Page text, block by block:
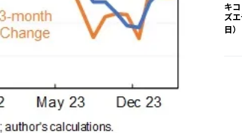
キ
ズ
日）